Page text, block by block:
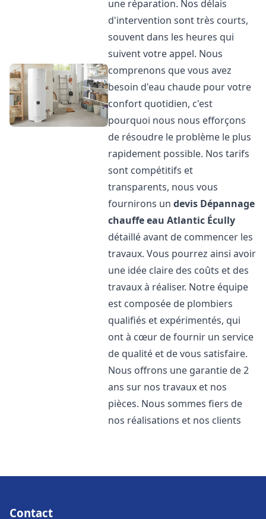
une réparation. Nos délais
d'intervention sont très courts,
souvent dans les heures qui
suivent votre appel. Nous
comprenons que vous avez
besoin d'eau chaude pour votre
confort quotidien, c'est
pourquoi nous nous efforçons
de résoudre le problème le plus
rapidement possible. Nos tarifs
sont compétitifs et
transparents, nous vous
fournirons undevis Dépannage
chauffe eau Atlantic Écully
détaillé avant de commencer les
travaux. Vous pourrez ainsi avoir
une idée claire des coûts et des
travaux à réaliser. Notre équipe
est composée de plombiers
qualifiés et expérimentés, qui
ont à cœur de fournir un service
de qualité et de vous satisfaire.
Nous offrons une garantie de 2
ans sur nos travaux et nos
pièces. Nous sommes fiers de
nos réalisations et nos clients
Contact